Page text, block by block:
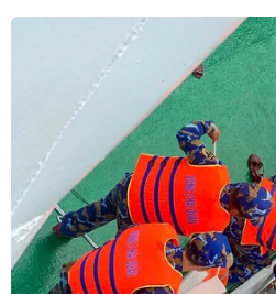
Ông Ri Son-Gwon.
Ngày 9/12, tờ Rodong
xác nhận ông Ri Son-
đội, đã được bổ nhiệm là
ban Tái Thống nhất Hòa
Trước đó, tại một phiên
6/2016, Triều Tiên đã
thành một cơ quan cấp